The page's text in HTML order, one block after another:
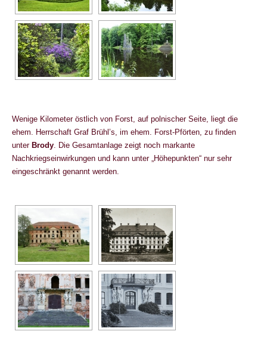
Wenige Kilometer östlich von Forst, auf polnischer Seite, liegt die
ehem. Herrschaft Graf Brühl’s, im ehem. Forst-Pförten, zu finden
unter Brody . Die Gesamtanlage zeigt noch markante
Nachkriegseinwirkungen und kann unter „Höhepunkten“ nur sehr
eingeschränkt genannt werden.